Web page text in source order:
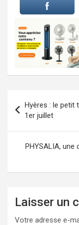
de
l’article
Hyères : le petit
1er juillet
PHYSALIA, une
Laisser un
Votre adresse e-